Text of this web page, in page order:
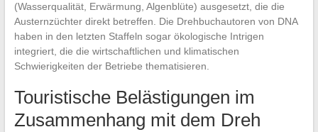
(Wasserqualität, Erwärmung, Algenblüte) ausgesetzt, die die
Austernzüchter direkt betreffen. Die Drehbuchautoren von DNA
haben in den letzten Staffeln sogar ökologische Intrigen
integriert, die die wirtschaftlichen und klimatischen
Schwierigkeiten der Betriebe thematisieren.
Touristische Belästigungen im
Zusammenhang mit dem Dreh